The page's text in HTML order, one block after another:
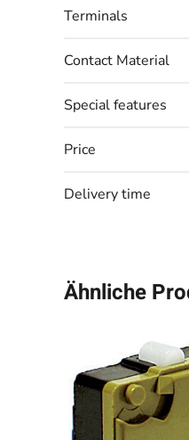
Terminals
Contact Material
Special features
Price
Delivery time
Ähnliche